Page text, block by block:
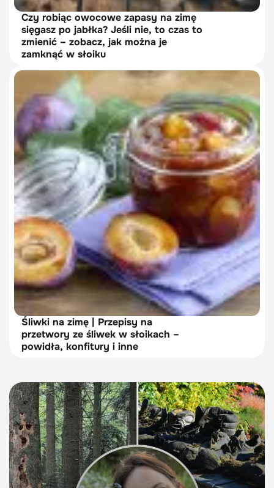
Czy robiąc owocowe zapasy na zimę
sięgasz po jabłka? Jeśli nie, to czas to
zmienić – zobacz, jak można je
zamknąć w słoiku
Śliwki na zimę | Przepisy na
przetwory ze śliwek w słoikach –
powidła, konfitury i inne